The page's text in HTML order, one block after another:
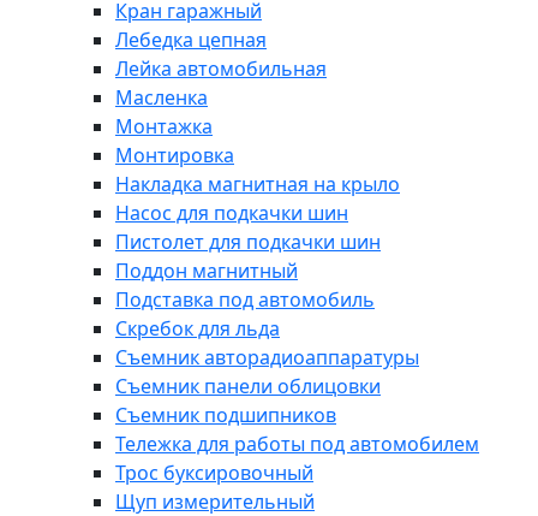
Кран гаражный
Лебедка цепная
Лейка автомобильная
Масленка
Монтажка
Монтировка
Накладка магнитная на крыло
Насос для подкачки шин
Пистолет для подкачки шин
Поддон магнитный
Подставка под автомобиль
Скребок для льда
Съемник авторадиоаппаратуры
Съемник панели облицовки
Съемник подшипников
Тележка для работы под автомобилем
Трос буксировочный
Щуп измерительный